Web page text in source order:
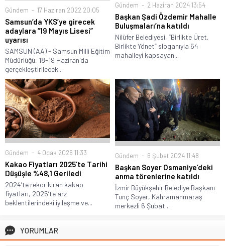
Gündem 17 Haziran 2022 20:05
Samsun’da YKS’ye girecek
adaylara “19 Mayıs Lisesi”
uyarısı
SAMSUN (AA) - Samsun Milli Eğitim
Müdürlüğü, 18-19 Haziran'da
gerçekleştirilecek...
Gündem 2 Haziran 2024 13:54
Başkan Şadi Özdemir Mahalle
Buluşmaları’na katıldı
Nilüfer Belediyesi, “Birlikte Üret,
Birlikte Yönet” sloganıyla 64
mahalleyi kapsayan...
Gündem 4 Ocak 2026 11:33
Kakao Fiyatları 2025’te Tarihi
Düşüşle %48,1 Geriledi
2024’te rekor kıran kakao
fiyatları, 2025’te arz
beklentilerindeki iyileşme ve...
Gündem 6 Şubat 2024 11:48
Başkan Soyer Osmaniye’deki
anma törenlerine katıldı
İzmir Büyükşehir Belediye Başkanı
Tunç Soyer, Kahramanmaraş
merkezli 6 Şubat...
YORUMLAR